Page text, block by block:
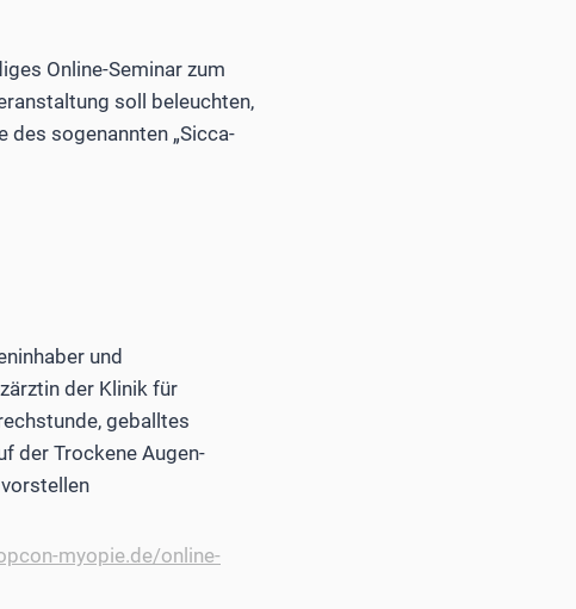
Online-Seminar zum
soll beleuchten,
sogenannten „Sicca-
und
der Klinik für
geballtes
der Trockene Augen-
myopie.de/online-